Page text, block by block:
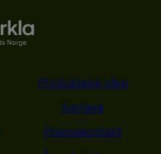
Produktene våre
Karriere
Pressekontakt